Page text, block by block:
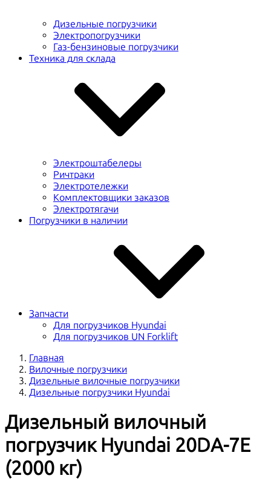
Дизельные погрузчики
Электропогрузчики
Газ-бензиновые погрузчики
Техника для склада
Электроштабелеры
Ричтраки
Электротележки
Комплектовщики заказов
Электротягачи
Погрузчики в наличии
Запчасти
Для погрузчиков Hyundai
Для погрузчиков UN Forklift
Главная
Вилочные погрузчики
Дизельные вилочные погрузчики
Дизельные погрузчики Hyundai
Дизельный вилочный
погрузчик Hyundai 20DA-7E
(2000 кг)